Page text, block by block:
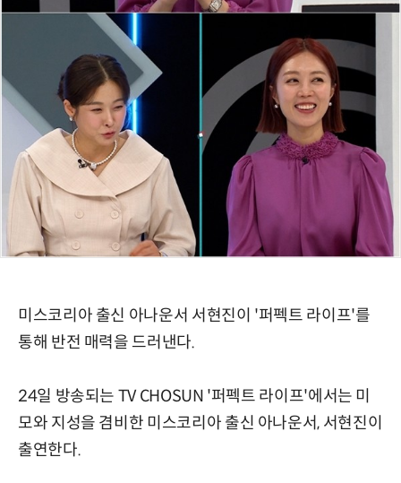
미스코리아 출신 아나운서 서현진이 '퍼펙트 라이프'를
통해 반전 매력을 드러낸다.
24일 방송되는 TV CHOSUN '퍼펙트 라이프'에서는 미
모와 지성을 겸비한 미스코리아 출신 아나운서, 서현진이
출연한다.